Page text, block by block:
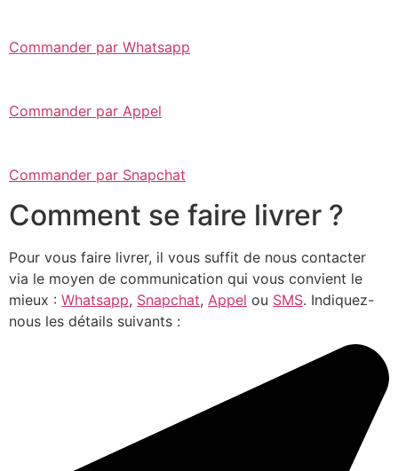
Commander par Whatsapp
Commander par Appel
Commander par Snapchat
Comment se faire livrer ?
Pour vous faire livrer, il vous suffit de nous contacter
via le moyen de communication qui vous convient le
mieux : Whatsapp, Snapchat, Appel ou SMS. Indiquez-
nous les détails suivants :